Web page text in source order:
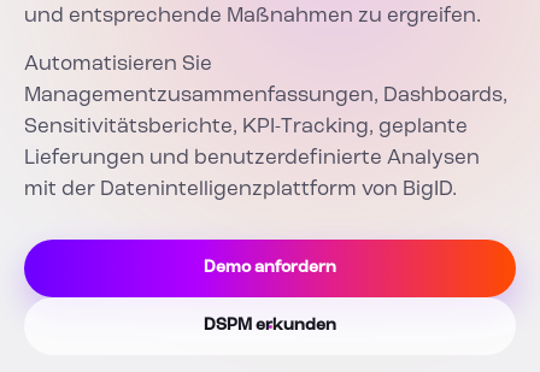
und entsprechende Maßnahmen zu ergreifen.
Automatisieren Sie
Managementzusammenfassungen, Dashboards,
Sensitivitätsberichte, KPI-Tracking, geplante
Lieferungen und benutzerdefinierte Analysen
mit der Datenintelligenzplattform von BigID.
Demo anfordern
DSPM erkunden